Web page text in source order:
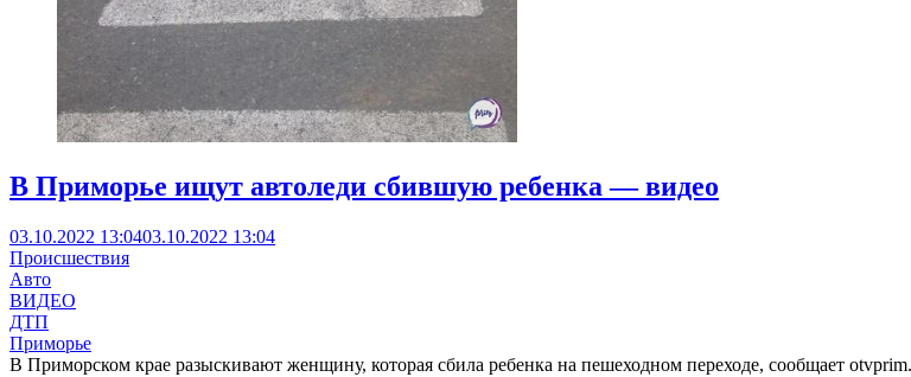
В Приморье ищут автоледи сбившую ребенка — видео
03.10.2022 13:0403.10.2022 13:04
Происшествия
Авто
ВИДЕО
ДТП
Приморье
В Приморском крае разыскивают женщину, которая сбила ребенка на пешеходном переходе, сообщает